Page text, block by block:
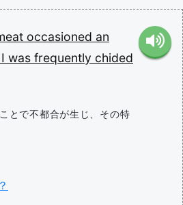
occasioned an
I was frequently chided
とで不都合が生じ、その特